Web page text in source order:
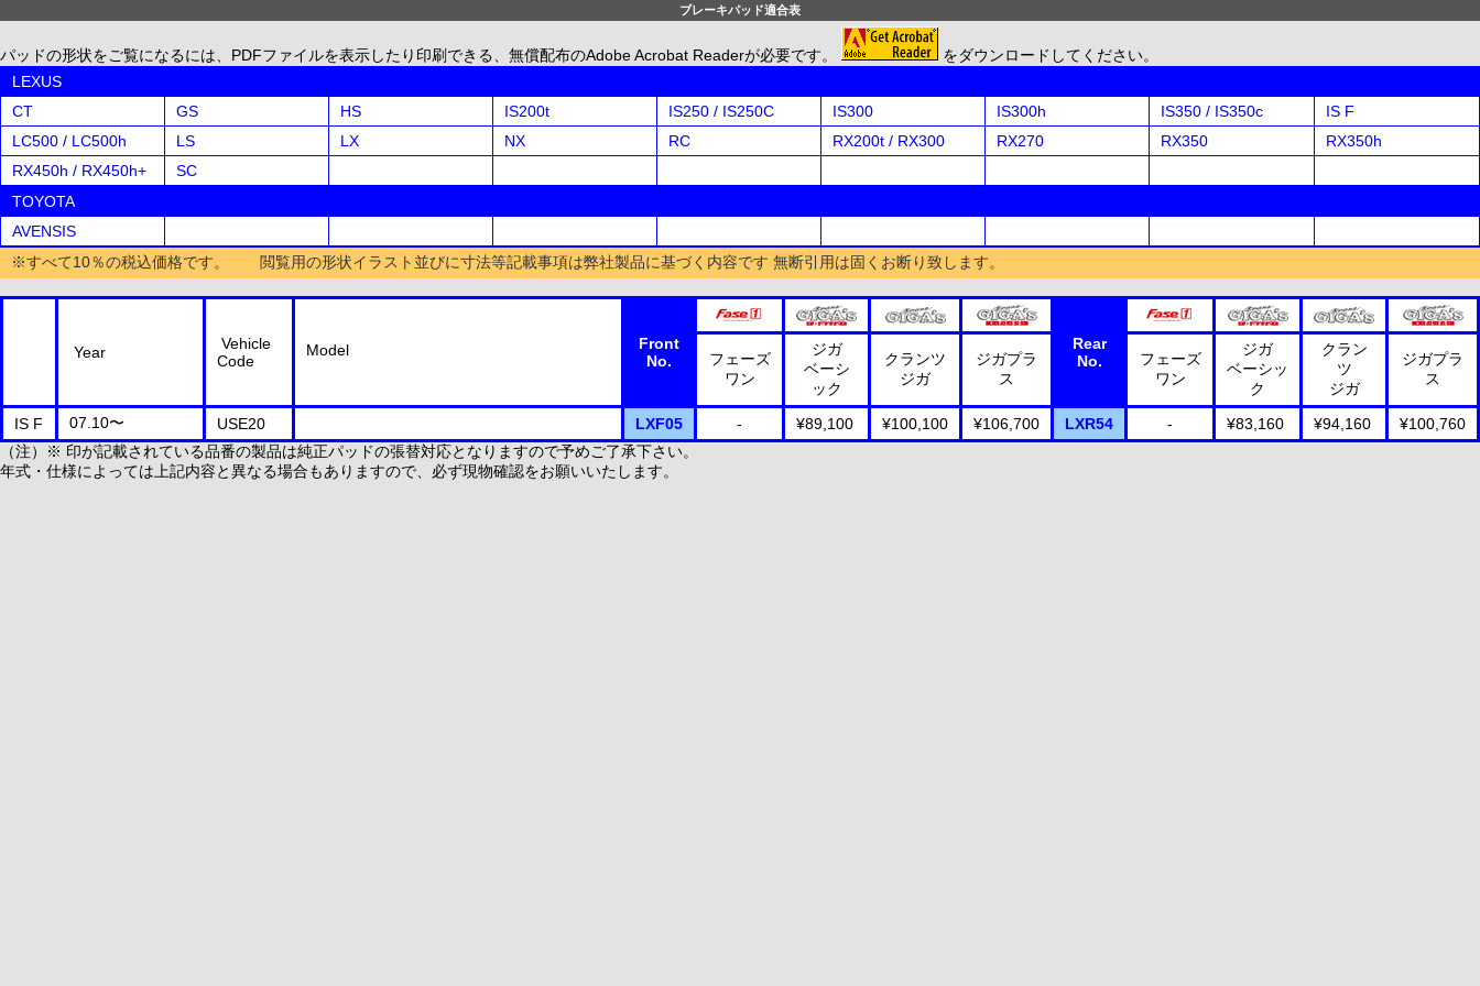
ブレーキパッド適合表
パッドの形状をご覧になるには、PDFファイルを表示したり印刷できる、無償配布のAdobe Acrobat Readerが必要です。
をダウンロードしてください。
LEXUS
CT
GS HS IS200t IS250 / IS250C IS300 IS300h IS350 / IS350c
IS F
LC500 / LC500h
LS LX NX RC RX200t / RX300 RX270 RX350
RX350h
RX450h / RX450h+
SC
TOYOTA
AVENSIS
※すべて10％の税込価格です。 閲覧用の形状イラスト並びに寸法等記載事項は弊社製品に基づく内容です 無断引用は固くお断り致します。
Year
Vehicle
Code
Model
Front
No.
Rear
No.
フェーズ
ワン
ジガ
ベーシ
ック
クランツ
ジガ
ジガプラ
ス
フェーズ
ワン
ジガ
ベーシッ
ク
クラン
ツ
ジガ
ジガプラ
ス
IS F 07.10〜 USE20 LXF05 - ¥89,100 ¥100,100 ¥106,700 LXR54 - ¥83,160 ¥94,160
¥100,760
（注）※ 印が記載されている品番の製品は純正パッドの張替対応となりますので予めご了承下さい。
年式・仕様によっては上記内容と異なる場合もありますので、必ず現物確認をお願いいたします。